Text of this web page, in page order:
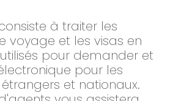
à traiter les
voyage et les visas en
pour demander et
pour les
et nationaux.